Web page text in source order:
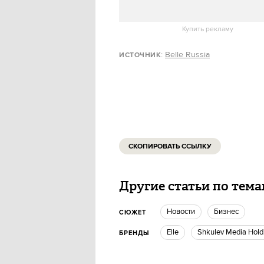
Купить рекламу
ИСТОЧНИК: Belle Russia
СКОПИРОВАТЬ ССЫЛКУ
Другие статьи по
СЮЖЕТ новости бизнес
БРЕНДЫ Elle Shkulev Media